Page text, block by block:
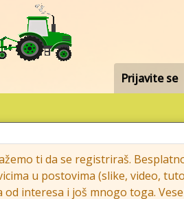
Prijavite se
ti da se registriraš.
u postovima (slike, video,
interesa i još mnogo toga.